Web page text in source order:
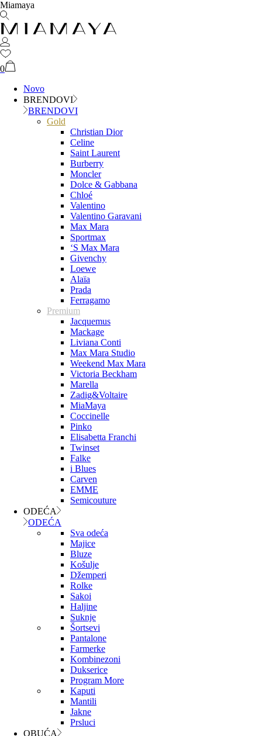
Miamaya
0
Novo
BRENDOVI
BRENDOVI
Gold
Christian Dior
Celine
Saint Laurent
Burberry
Moncler
Dolce & Gabbana
Chloé
Valentino
Valentino Garavani
Max Mara
Sportmax
‘S Max Mara
Givenchy
Loewe
Alaïa
Prada
Ferragamo
Premium
Jacquemus
Mackage
Liviana Conti
Max Mara Studio
Weekend Max Mara
Victoria Beckham
Marella
Zadig&Voltaire
MiaMaya
Coccinelle
Pinko
Elisabetta Franchi
Twinset
Falke
i Blues
Carven
EMME
Semicouture
ODEĆA
ODEĆA
Sva odeća
Majice
Bluze
Košulje
Džemperi
Rolke
Sakoi
Haljine
Suknje
Šortsevi
Pantalone
Farmerke
Kombinezoni
Dukserice
Program More
Kaputi
Mantili
Jakne
Prsluci
OBUĆA